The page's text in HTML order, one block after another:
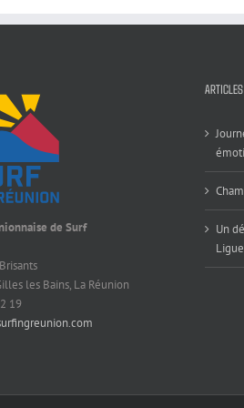
de Surf
les Bains, La Réunion
19
Un